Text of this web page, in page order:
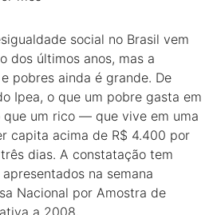
social no Brasil vem
dos últimos anos, mas a
pobres ainda é grande. De
Ipea, o que um pobre gasta em
que um rico — que vive em uma
capita acima de R$ 4.400 por
dias. A constatação tem
na semana
Nacional por Amostra de
a 2008.